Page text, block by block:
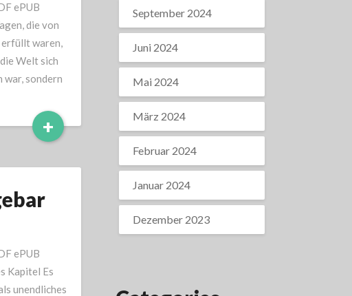
ePUB
die von
erfüllt waren,
Welt sich
sondern
+Read
More
ePUB
Kapitel Es
unendliches
September 2024
Juni 2024
Mai 2024
März 2024
Februar 2024
Januar 2024
Dezember 2023